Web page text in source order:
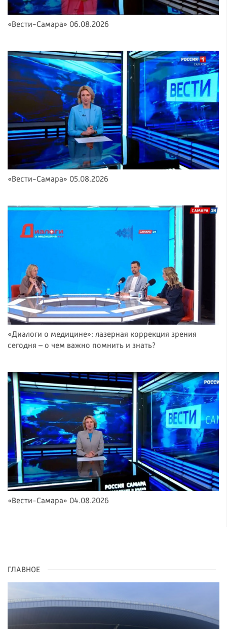
«Вести-Самара» 06.08.2026
«Вести-Самара» 05.08.2026
«Диалоги о медицине»: лазерная коррекция зрения
сегодня – о чем важно помнить и знать?
«Вести-Самара» 04.08.2026
ГЛАВНОЕ